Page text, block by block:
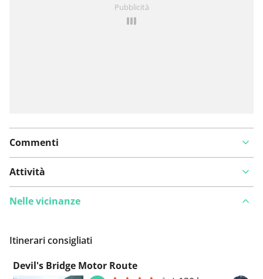
Pubblicità
Commenti
Attività
Nelle vicinanze
Itinerari consigliati
Devil's Bridge Motor Route